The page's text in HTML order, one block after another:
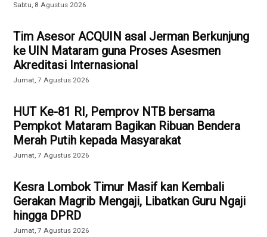
Sabtu, 8 Agustus 2026
Tim Asesor ACQUIN asal Jerman Berkunjung
ke UIN Mataram guna Proses Asesmen
Akreditasi Internasional
Jumat, 7 Agustus 2026
HUT Ke-81 RI, Pemprov NTB bersama
Pempkot Mataram Bagikan Ribuan Bendera
Merah Putih kepada Masyarakat
Jumat, 7 Agustus 2026
Kesra Lombok Timur Masif kan Kembali
Gerakan Magrib Mengaji, Libatkan Guru Ngaji
hingga DPRD
Jumat, 7 Agustus 2026